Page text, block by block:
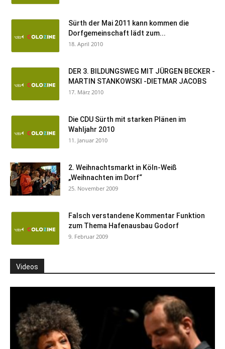
Sürth der Mai 2011 kann kommen die
Dorfgemeinschaft lädt zum...
18. April 2010
DER 3. BILDUNGSWEG MIT JÜRGEN BECKER -
MARTIN STANKOWSKI -DIETMAR JACOBS
17. März 2010
Die CDU Sürth mit starken Plänen im
Wahljahr 2010
11. Januar 2010
2. Weihnachtsmarkt in Köln-Weiß
„Weihnachten im Dorf“
25. November 2009
Falsch verstandene Kommentar Funktion
zum Thema Hafenausbau Godorf
9. Februar 2009
Videos